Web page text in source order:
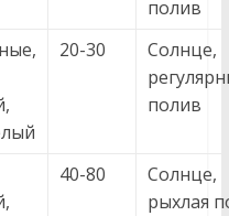
полив
20-30
Солнце,
полив
40-80
Солнце,
рыхлая